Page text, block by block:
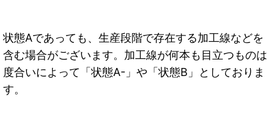
状態Aであっても、生産段階で存在する加工線などを
含む場合がございます。加工線が何本も目立つものは
度合いによって「状態A-」や「状態B」としておりま
す。